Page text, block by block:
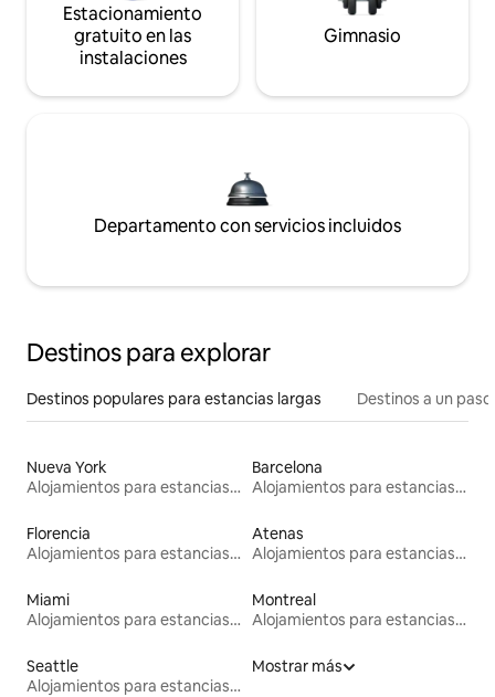
Estacionamiento
gratuito en las
instalaciones
Gimnasio
Departamento con servicios incluidos
Destinos para explorar
Destinos populares para estancias largas Destinos a un
Nueva York
Alojamientos para estancias largas
Barcelona
Alojamientos para estancias largas
Florencia
Alojamientos para estancias largas
Atenas
Alojamientos para estancias largas
Miami
Alojamientos para estancias largas
Montreal
Alojamientos para estancias largas
Seattle
Alojamientos para estancias largas
Mostrar más